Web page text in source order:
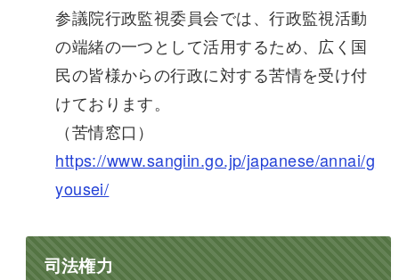
参議院行政監視委員会では、行政監視活動
の端緒の一つとして活用するため、広く国
民の皆様からの行政に対する苦情を受け付
けております。
（苦情窓口）
https://www.sangiin.go.jp/japanese/annai/g
yousei/
司法権力